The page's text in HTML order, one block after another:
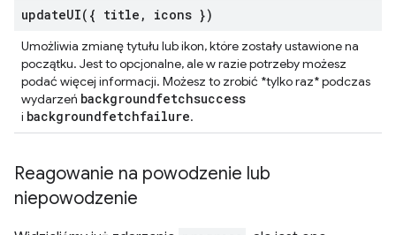
updateUI( { title , icons })
Umożliwia zmianę tytułu lub ikon, które zostały ustawione na
początku. Jest to opcjonalne, ale w razie potrzeby możesz
podać więcej informacji. Możesz to zrobić *tylko raz* podczas
wydarzeń backgroundfetchsuccess
i backgroundfetchfailure.
Reagowanie na powodzenie lub
niepowodzenie